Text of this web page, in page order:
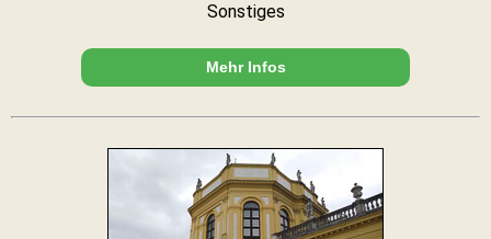
Sonstiges
Mehr Infos